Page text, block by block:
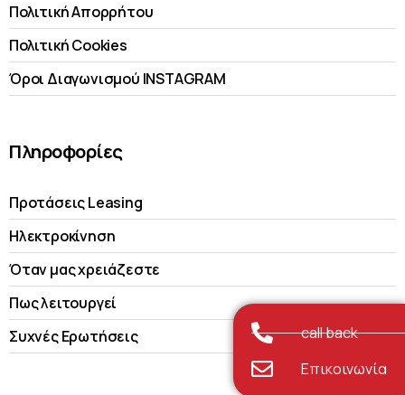
Πολιτική Απορρήτου
Πολιτική Cookies
Όροι Διαγωνισμού INSTAGRAM
Πληροφορίες
Προτάσεις Leasing
Ηλεκτροκίνηση
Όταν μας χρειάζεστε
Πως λειτουργεί
Συχνές Ερωτήσεις
call back
Επικοινωνία